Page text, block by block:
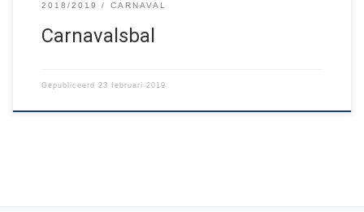
2018/2019 CARNAVAL
Carnavalsbal
Gepubliceerd 23 februari 2019